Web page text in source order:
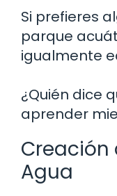
Si prefieres
parque
igualmente
¿Quién dice
aprender
Creación
Agua